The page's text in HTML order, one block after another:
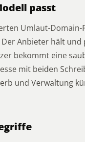
passt
Umlaut-Domain-
Anbieter hält und
bekommt eine
mit beiden
und Verwaltung